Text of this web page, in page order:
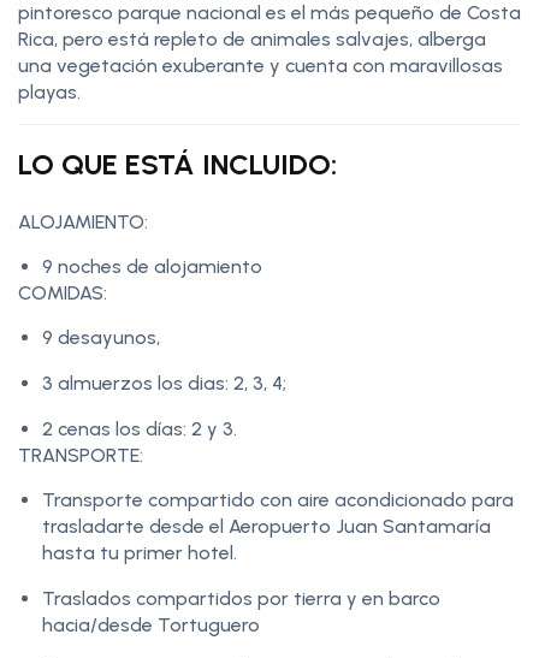
pintoresco parque nacional es el más pequeño de Costa
Rica, pero está repleto de animales salvajes, alberga
una vegetación exuberante y cuenta con maravillosas
playas.
LO QUE ESTÁ INCLUIDO:
ALOJAMIENTO:
9 noches de alojamiento
COMIDAS:
9 desayunos,
3 almuerzos los dias: 2, 3, 4;
2 cenas los días: 2 y 3.
TRANSPORTE:
Transporte compartido con aire acondicionado para
trasladarte desde el Aeropuerto Juan Santamaría
hasta tu primer hotel.
Traslados compartidos por tierra y en barco
hacia/desde Tortuguero